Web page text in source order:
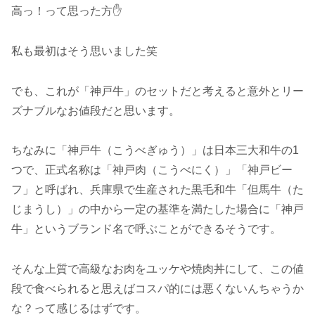
高っ！って思った方✋
私も最初はそう思いました笑
でも、これが「神戸牛」のセットだと考えると意外とリー
ズナブルなお値段だと思います。
ちなみに「神戸牛（こうべぎゅう）」は日本三大和牛の1
つで、正式名称は「神戸肉（こうべにく）」「神戸ビー
フ」と呼ばれ、兵庫県で生産された黒毛和牛「但馬牛（た
じまうし）」の中から一定の基準を満たした場合に「神戸
牛」というブランド名で呼ぶことができるそうです。
そんな上質で高級なお肉をユッケや焼肉丼にして、この値
段で食べられると思えばコスパ的には悪くないんちゃうか
な？って感じるはずです。